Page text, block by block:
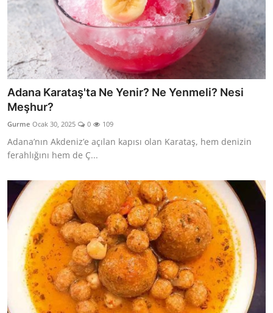
Adana Karataş'ta Ne Yenir? Ne Yenmeli? Nesi
Meşhur?
Gurme Ocak 30, 2025 0 109
Adana’nın Akdeniz’e açılan kapısı olan Karataş, hem denizin
ferahlığını hem de Ç...